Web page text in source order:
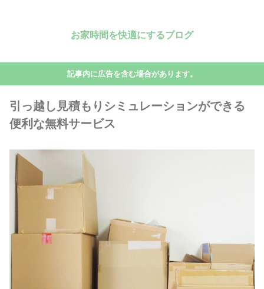
お家時間を快適にするブログ
記事内に広告を含む場合があります。
引っ越し見積もりシミュレーションができる
便利な無料サービス